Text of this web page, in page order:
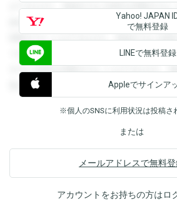
ができます。登録すると回答を閲覧する
録すると回答を閲覧することができます
閲覧することができます。登録すると回
できます。登録すると回答を閲覧するこ
すると回答を閲覧することができます。
覧することができます。
Yahoo! JAPAN
で無料登録
LINEで無料登録
Appleでサインア
※個人のSNSに利用状況は投稿さ
または
メールアドレスで無料
アカウントをお持ちの方はロ